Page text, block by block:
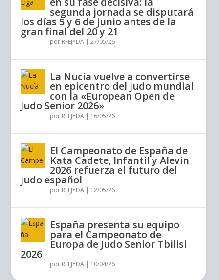
segunda jornada se disputará
los días 5 y 6 de junio antes de la
gran final del 20 y 21
por RFEJYDA |27/05/26
La Nucía vuelve a convertirse
en epicentro del judo mundial
con la «European Open de
Judo Senior 2026»
por RFEJYDA | 16/05/26
El Campeonato de España de
Kata Cadete, Infantil y Alevín
2026 refuerza el futuro del
judo español
por RFEJYDA | 12/05/26
España presenta su equipo
para el Campeonato de
Europa de Judo Senior Tbilisi
2026
por RFEJYDA | 10/04/26